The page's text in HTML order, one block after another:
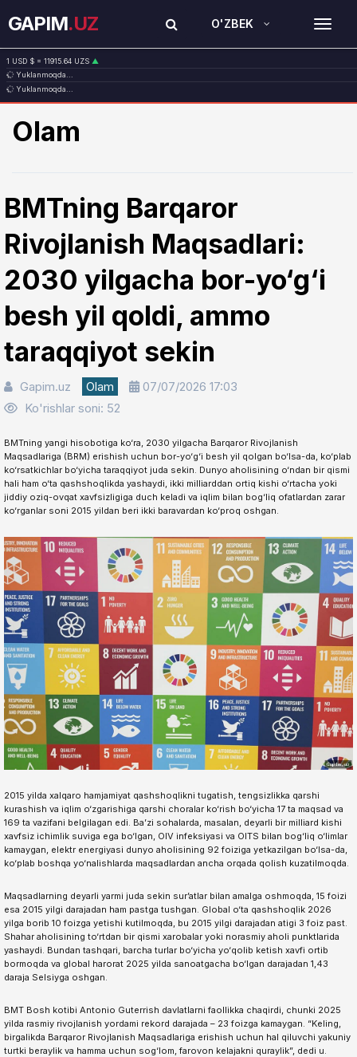
GAPIM.UZ O'ZBEK
1 USD $ = 11915.64 UZS ▲
1 EUR € = 13749.46 UZS
1 RUB ₽ = 146.19 UZS
1 CNY ¥ = 1765.52 UZS▲
Yuklanmoqda...
Yuklanmoqda...
Olam
BMTning Barqaror
Rivojlanish Maqsadlari:
2030 yilgacha bor-yo‘g‘i
besh yil qoldi, ammo
taraqqiyot sekin
Gapim.uz Olam
07/07/2026 17:03
Ko'rishlar soni: 52
BMTning yangi hisobotiga ko‘ra, 2030 yilgacha Barqaror Rivojlanish
Maqsadlariga (BRM) erishish uchun bor-yo‘g‘i besh yil qolgan bo‘lsa-da, ko‘plab
ko‘rsatkichlar bo‘yicha taraqqiyot juda sekin. Dunyo aholisining o‘ndan bir qismi
hali ham o‘ta qashshoqlikda yashaydi, ikki milliarddan ortiq kishi o‘rtacha yoki
jiddiy oziq-ovqat xavfsizligiga duch keladi va iqlim bilan bog‘liq ofatlardan zarar
ko‘rganlar soni 2015 yildan beri ikki baravardan ko‘proq oshgan.
2015 yilda xalqaro hamjamiyat qashshoqlikni tugatish, tengsizlikka qarshi
kurashish va iqlim o‘zgarishiga qarshi choralar ko‘rish bo‘yicha 17 ta maqsad va
169 ta vazifani belgilagan edi. Ba’zi sohalarda, masalan, deyarli bir milliard kishi
xavfsiz ichimlik suviga ega bo‘lgan, OIV infeksiyasi va OITS bilan bog‘liq o‘limlar
kamaygan, elektr energiyasi dunyo aholisining 92 foiziga yetkazilgan bo‘lsa-da,
ko‘plab boshqa yo‘nalishlarda maqsadlardan ancha orqada qolish kuzatilmoqda.
Maqsadlarning deyarli yarmi juda sekin sur’atlar bilan amalga oshmoqda, 15 foizi
esa 2015 yilgi darajadan ham pastga tushgan. Global o‘ta qashshoqlik 2026
yilga borib 10 foizga yetishi kutilmoqda, bu 2015 yilgi darajadan atigi 3 foiz past.
Shahar aholisining to‘rtdan bir qismi xarobalar yoki norasmiy aholi punktlarida
yashaydi. Bundan tashqari, barcha turlar bo‘yicha yo‘qolib ketish xavfi ortib
bormoqda va global harorat 2025 yilda sanoatgacha bo‘lgan darajadan 1,43
daraja Selsiyga oshgan.
BMT Bosh kotibi Antonio Guterrish davlatlarni faollikka chaqirdi, chunki 2025
yilda rasmiy rivojlanish yordami rekord darajada – 23 foizga kamaygan. “Keling,
birgalikda Barqaror Rivojlanish Maqsadlariga erishish uchun hal qiluvchi yakuniy
turtki beraylik va hamma uchun sog‘lom, farovon kelajakni quraylik”, dedi u.